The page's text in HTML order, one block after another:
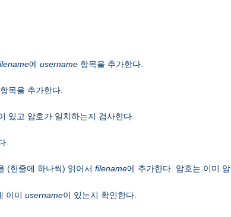
에 username 항목을 추가한다.
항목을 추가한다.
있고 암호가 일치하는지 검사한다.
.
(한줄에 하나씩) 읽어서 filename에 추가한다. 암호는 이미
이미 username이 있는지 확인한다.